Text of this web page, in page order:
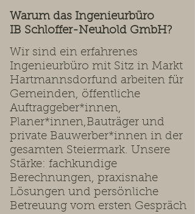
Warum das Ingenieurbüro
IB Schloffer-Neuhold GmbH?
Wir sind ein erfahrenes
Ingenieurbüro mit Sitz in Markt
Hartmannsdorfund arbeiten für
Gemeinden, öffentliche
Auftraggeber*innen,
Planer*innen,Bauträger und
private Bauwerber*innen in der
gesamten Steiermark. Unsere
Stärke: fachkundige
Berechnungen, praxisnahe
Lösungen und persönliche
Betreuung vom ersten Gespräch